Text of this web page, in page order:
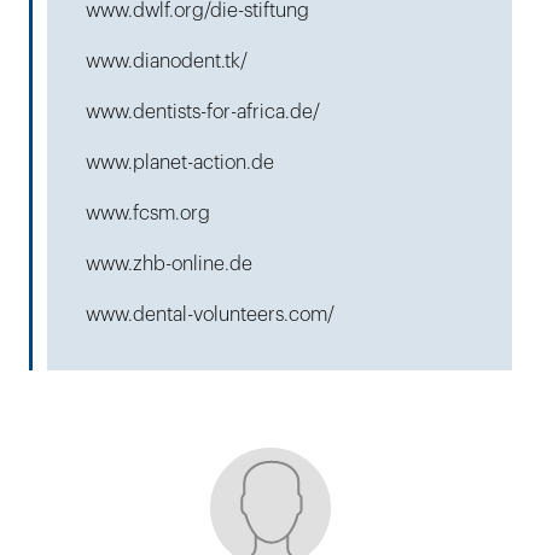
www.dwlf.org/die-stiftung
www.dianodent.tk/
www.dentists-for-africa.de/
www.planet-action.de
www.fcsm.org
www.zhb-online.de
www.dental-volunteers.com/